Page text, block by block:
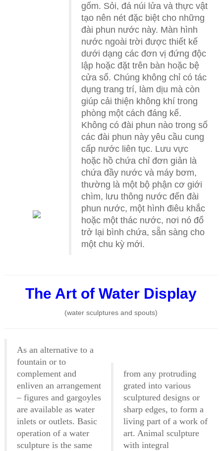
gốm. Sỏi, đá núi lửa và thực vật
tạo nên nét đặc biệt cho những
đài phun nước này. Màn hình
nước ngoài trời được thiết kế
dưới dạng các đơn vị đứng độc
lập hoặc đặt trên bàn hoặc bệ
cửa sổ. Chúng không chỉ có tác
dụng trang trí, làm dịu mà còn
giúp cải thiện không khí trong
phòng một cách đáng kể.
Không có đài phun nào trong số
các đài phun này yêu cầu cung
cấp nước liên tục. Lưu vực
hoặc hồ chứa chỉ đơn giản là
chứa đầy nước và máy bơm,
thường là một bộ phận cơ giới
chìm, lưu thông nước đến đài
phun nước, một hình điêu khắc
hoặc một thác nước, nơi nó đổ
trở lại bình chứa, sẵn sàng cho
một chu kỳ mới.
The Art of Water Display
(water sculptures and spouts)
As an alternative to a
fountain or to
complement and
enliven an arrangement
– figures and gargoyles
are available as water
inlets or outlets. Basic
operation of a water
sculpture is the same
from any protruding
grated into various
sculptured designs or
sharp edges, to form a
living part of a work of
art. Animal sculpture
with integral